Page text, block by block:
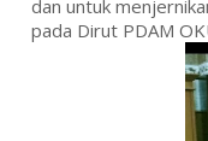
dan untuk
pada Dirut PDAM